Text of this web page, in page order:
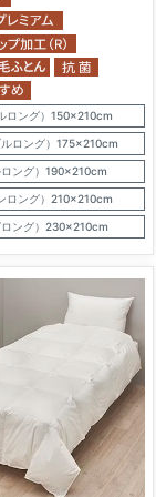
ロング）150×210cm
ルロング）175×210cm
ロング）190×210cm
ロング）210×210cm
ロング）230×210cm